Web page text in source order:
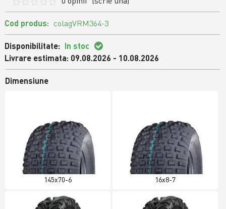
Cod produs: colagVRM364-3
Disponibilitate: In stoc
Livrare estimata: 09.08.2026 - 10.08.2026
Dimensiune
145x70-6 16x8-7